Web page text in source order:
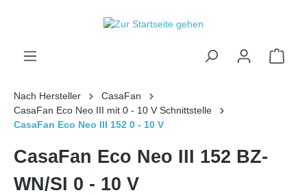
Nach Hersteller
CasaFan
CasaFan Eco Neo III mit 0 - 10 V Schnittstelle
CasaFan Eco Neo III 152 0 - 10 V
CasaFan Eco Neo III 152 BZ-
WN/SI 0 - 10 V